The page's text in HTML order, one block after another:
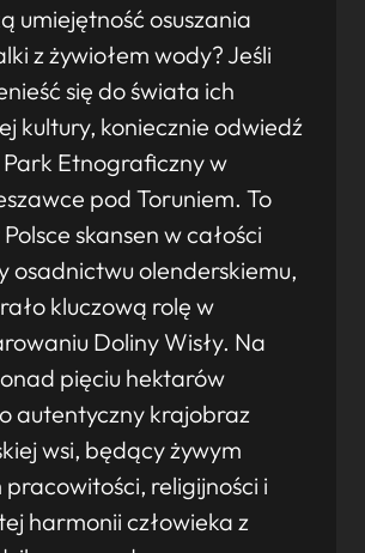
umiejętność osuszania
z żywiołem wody? Jeśli
się do świata ich
kultury, koniecznie odwiedź
Etnograficzny w
pod Toruniem. To
skansen w całości
osadnictwu olenderskiemu,
kluczową rolę w
Doliny Wisły. Na
pięciu hektarów
autentyczny krajobraz
wsi, będący żywym
religijności i
harmonii człowieka z